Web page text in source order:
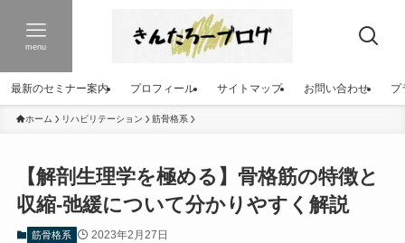
menu
最新のセミナー案内 プロフィール サイトマップ お問い合わせ プ
ホーム リハビリテーション 筋骨格系
【解剖生理学を極める】骨格筋の特徴と
収縮-弛緩について分かりやすく解説
筋骨格系 2023年2月27日